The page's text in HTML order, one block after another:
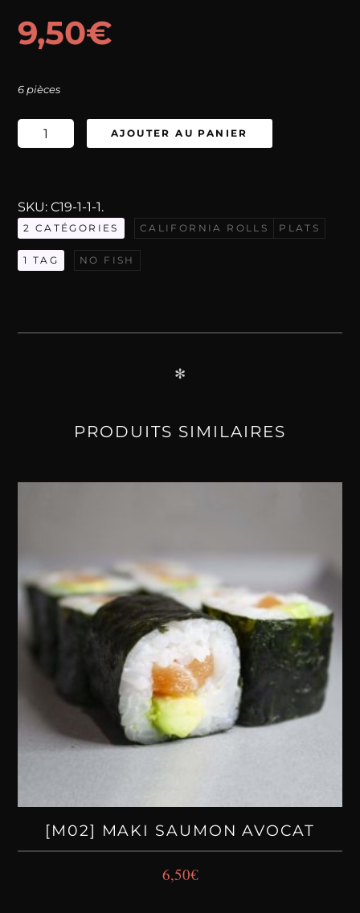
9,50€
6 pièces
quantité
de
Rolls
Poulet
Cheddar
AJOUTER AU PANIER
SKU: C19-1-1-1.
2 CATÉGORIES CALIFORNIA ROLLS PLATS
1 TAG NO FISH
✻
PRODUITS SIMILAIRES
[M02] MAKI SAUMON AVOCAT
6,50€